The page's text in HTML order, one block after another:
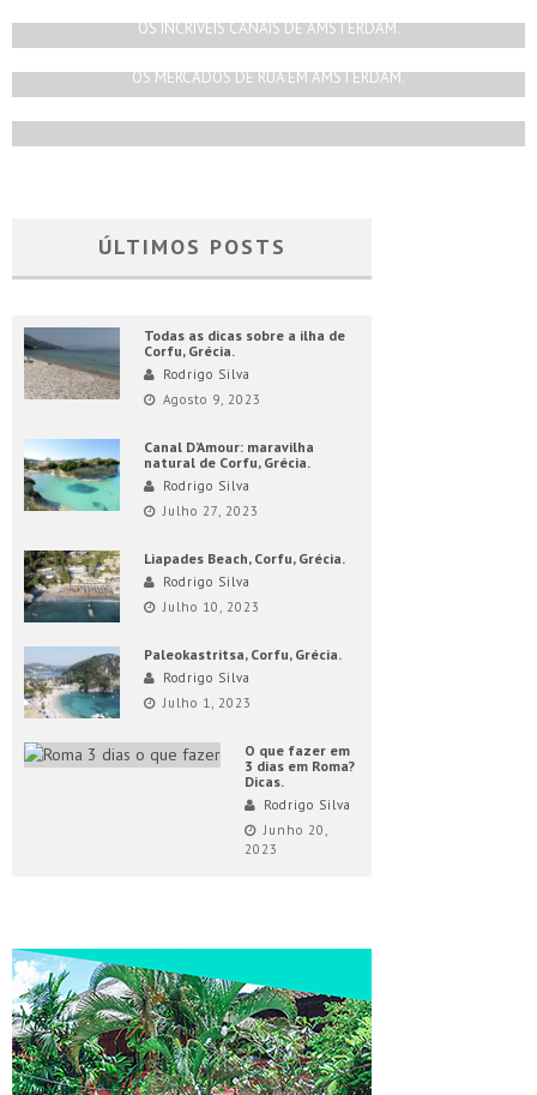
OS INCRÍVEIS CANAIS DE AMSTERDAM.
OS MERCADOS DE RUA EM AMSTERDAM.
ÚLTIMOS POSTS
Todas as dicas sobre a ilha de
Corfu, Grécia.
Rodrigo Silva
Agosto 9, 2023
Canal D’Amour: maravilha
natural de Corfu, Grécia.
Rodrigo Silva
Julho 27, 2023
Liapades Beach, Corfu, Grécia.
Rodrigo Silva
Julho 10, 2023
Paleokastritsa, Corfu, Grécia.
Rodrigo Silva
Julho 1, 2023
O que fazer em
3 dias em Roma?
Dicas.
Rodrigo Silva
Junho 20,
2023